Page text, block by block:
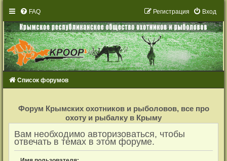
FAQ Вход
Регистрация
Список форумов
с
т
р
а
ц
Форум Крымских охотников и рыболовов, все про
охоту и рыбалку в Крыму
Вам необходимо авторизоваться, чтобы
отвечать в темах в этом форуме.